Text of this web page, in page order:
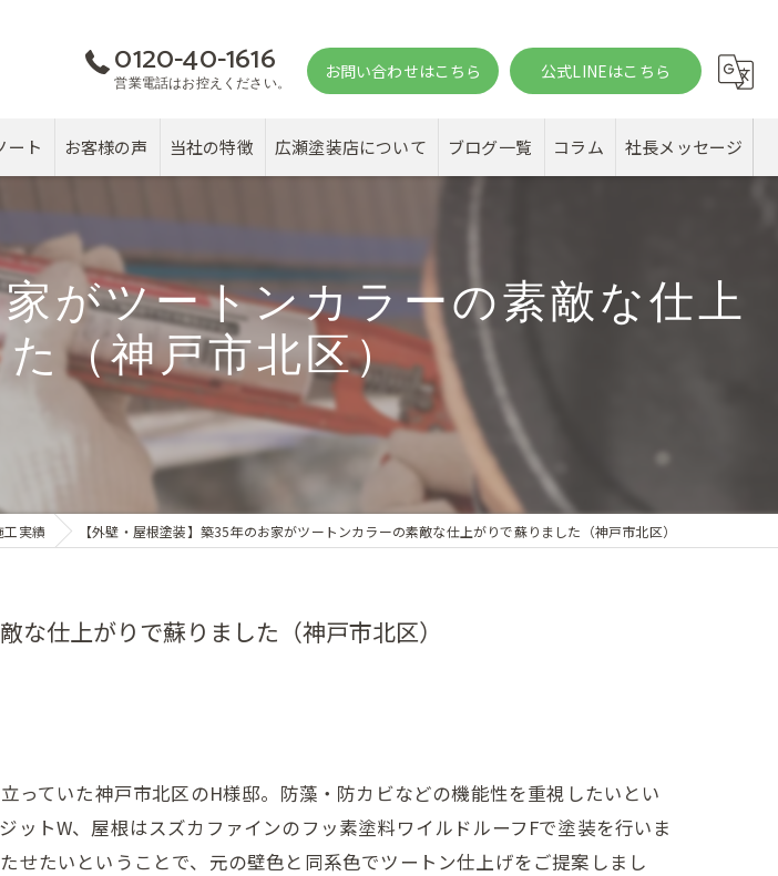
0120-40-1616
営業電話はお控えください。
お問い合わせはこちら 公式LINEはこちら
ート お客様の声 当社の特徴
屋根
カバー工法
塗り替え
雨漏り
戸建て
広瀬塗装店について ブログ一覧 コラム 社長メッセージ
がツートンカラーの素敵な仕上
（神戸市北区）
工実績 【外壁・屋根塗装】築35年のお家がツートンカラーの素敵な仕上がりで蘇りました（神戸市北区）
な仕上がりで蘇りました（神戸市北区）
ていた神戸市北区のH様邸。防藻・防カビなどの機能性を重視したいとい
トW、屋根はスズカファインのフッ素塗料ワイルドルーフFで塗装を行いま
せたいということで、元の壁色と同系色でツートン仕上げをご提案しまし